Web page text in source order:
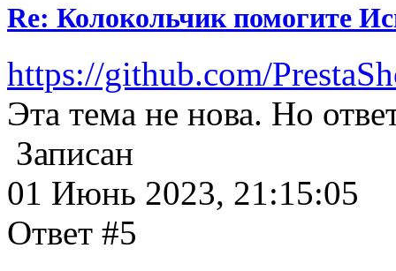
Re: Колокольчик помогите
https://github.com/
Эта тема не нова. Но
Записан
01 Июнь 2023, 21:15:05
Ответ #5